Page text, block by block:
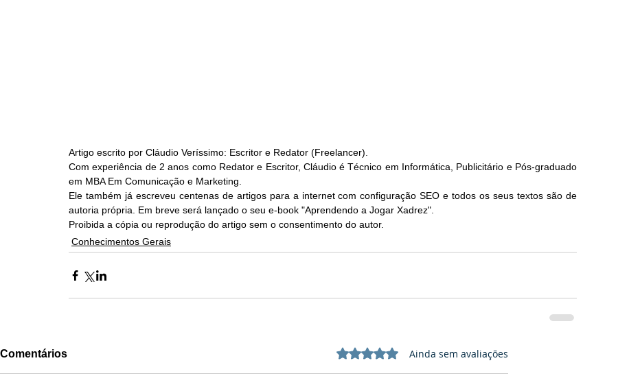
Artigo escrito por Cláudio Veríssimo: Escritor e Redator (Freelancer).
Com experiência de 2 anos como Redator e Escritor, Cláudio é Técnico em Informática, Publicitário e Pós-graduado
em MBA Em Comunicação e Marketing.
Ele também já escreveu centenas de artigos para a internet com configuração SEO e todos os seus textos são de
autoria própria. Em breve será lançado o seu e-book "Aprendendo a Jogar Xadrez".
Proibida a cópia ou reprodução do artigo sem o consentimento do autor.
Conhecimentos Gerais
Comentários Avaliado com 0 de 5 estrelas.
Ainda sem avaliações